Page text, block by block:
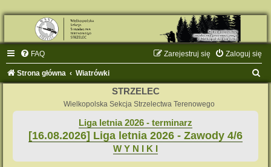
FAQ Zaloguj się
Zarejestruj się
Strona główna Wiatrówki
STRZELEC
Wielkopolska Sekcja Strzelectwa Terenowego
Liga letnia 2026 - terminarz
[16.08.2026] Liga letnia 2026 - Zawody 4/6
W Y N I K I